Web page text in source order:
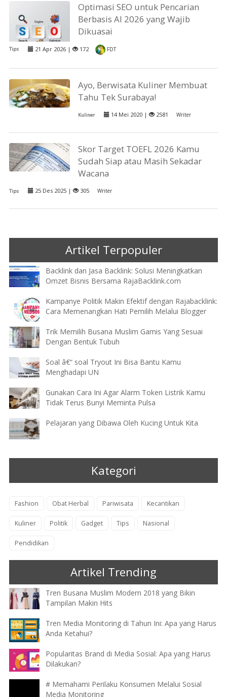
Optimasi SEO untuk Pencarian
Berbasis AI 2026 yang Wajib
Dikuasai
Tips 21 Apr 2026 | 172 FDT
Ayo, Berwisata Kuliner Membuat
Tahu Tek Surabaya!
Kuliner 14 Mei 2020 | 2581 Writer
Skor Target TOEFL 2026 Kamu
Sudah Siap atau Masih Sekadar
Wacana
Tips 25 Des 2025 | 305 Writer
Artikel Terpopuler
Backlink dan Jasa Backlink: Solusi Meningkatkan
Omzet Bisnis Bersama RajaBacklink.com
Kampanye Politik Makin Efektif dengan Rajabacklink:
Cara Memenangkan Hati Pemilih Melalui Blogger
Trik Memilih Busana Muslim Gamis Yang Sesuai
Dengan Bentuk Tubuh
Soal â€“ soal Tryout Ini Bisa Bantu Kamu
Menghadapi UN
Gunakan Cara Ini Agar Alarm Token Listrik Kamu
Tidak Terus Bunyi Meminta Pulsa
Pelajaran yang Dibawa Oleh Kucing Untuk Kita
Kategori
Fashion Obat Herbal Pariwisata Kecantikan
Kuliner Politik Gadget Tips Nasional
Pendidikan
Artikel Trending
Tren Busana Muslim Modern 2018 yang Bikin
Tampilan Makin Hits
Tren Media Monitoring di Tahun Ini: Apa yang Harus
Anda Ketahui?
Popularitas Brand di Media Sosial: Apa yang Harus
Dilakukan?
# Memahami Perilaku Konsumen Melalui Sosial
Media Monitoring